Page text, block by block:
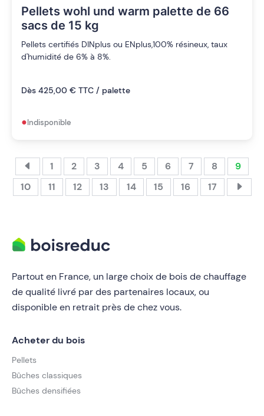
Pellets wohl und warm palette de 66
sacs de 15 kg
Pellets certifiés DINplus ou ENplus,100% résineux, taux
d'humidité de 6% à 8%.
Dès 425,00 € TTC / palette
•Indisponible
1 2 3 4 5 6 7 8
9
10
11 12 13 14 15 16 17
Partout en France, un large choix de bois de chauffage
de qualité livré par des partenaires locaux, ou
disponible en retrait près de chez vous.
Acheter du bois
Pellets
Bûches classiques
Bûches densifiées